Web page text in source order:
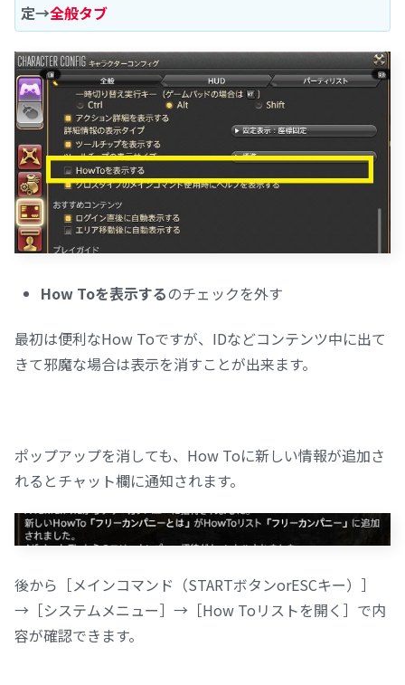
定→全般タブ
How Toを表示するのチェックを外す
最初は便利なHow Toですが、IDなどコンテンツ中に出て
きて邪魔な場合は表示を消すことが出来ます。
ポップアップを消しても、How Toに新しい情報が追加さ
れるとチャット欄に通知されます。
後から［メインコマンド（STARTボタンorESCキー）］
→［システムメニュー］→［How Toリストを開く］で内
容が確認できます。